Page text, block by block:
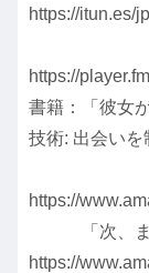
https://itun.es/
https://
書籍：「彼女
技術: 出会いを
https://
「次、また
https://